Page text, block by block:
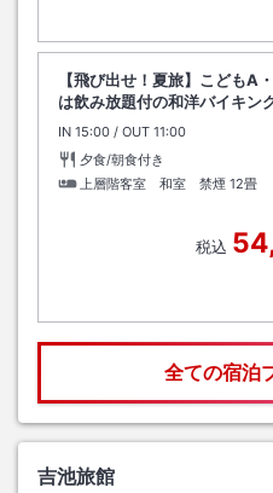
【飛び出せ！夏旅】こどもA
は飲み放題付の和洋バイキン
IN チェックイン
15:00 / OUT チェックアウト
11:00
夕食/朝食付き
上層階客室 和室 禁煙 12畳
税込
全ての宿泊
吉池旅館